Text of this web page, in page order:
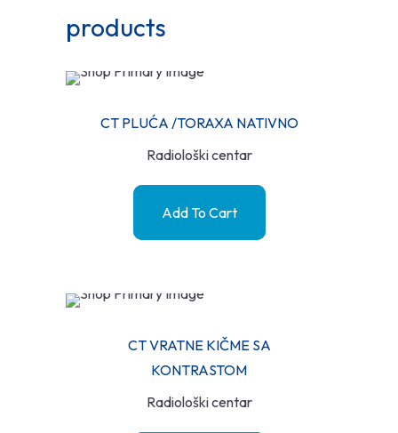
products
CT PLUĆA /TORAXA NATIVNO
Radiološki centar
Add To Cart
CT VRATNE KIČME SA
KONTRASTOM
Radiološki centar